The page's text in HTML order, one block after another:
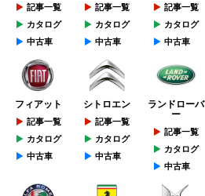
記事一覧
カタログ
中古車
記事一覧
カタログ
中古車
記事一覧
カタログ
中古車
フィアット
記事一覧
カタログ
中古車
シトロエン
記事一覧
カタログ
中古車
ランドローバ
ー
記事一覧
カタログ
中古車